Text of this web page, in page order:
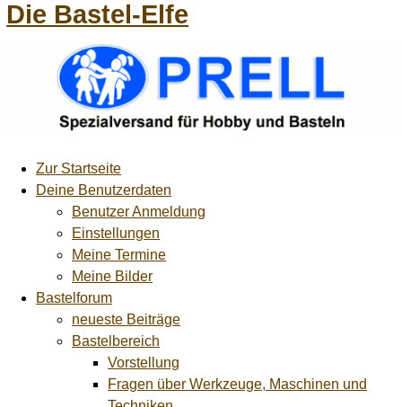
Die Bastel-Elfe
Zur Startseite
Deine Benutzerdaten
Benutzer Anmeldung
Einstellungen
Meine Termine
Meine Bilder
Bastelforum
neueste Beiträge
Bastelbereich
Vorstellung
Fragen über Werkzeuge, Maschinen und